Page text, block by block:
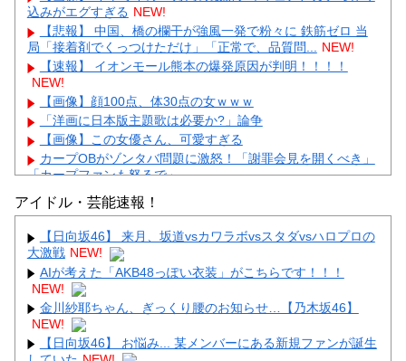
込みがエグすぎる NEW!
【悲報】 中国、橋の欄干が強風一発で粉々に 鉄筋ゼロ 当
局「接着剤でくっつけただけ」「正常で、品質問... NEW!
【速報】 イオンモール熊本の爆発原因が判明！！！！
NEW!
【画像】顔100点、体30点の女ｗｗｗ
「洋画に日本版主題歌は必要か?」論争
【画像】この女優さん、可愛すぎる
カープOBがゾンタバ問題に激怒！「謝罪会見を開くべき」
「カープファンも怒るで」
【画像】顔100点、体30点の女ｗｗｗ
Powered by livedoor 相互RSS
アイドル・芸能速報！
【日向坂46】 来月、坂道vsカワラボvsスタダvsハロプロの
大激戦 NEW!
AIが考えた「AKB48っぽい衣装」がこちらです！！！
NEW!
金川紗耶ちゃん、ぎっくり腰のお知らせ…【乃木坂46】
NEW!
【日向坂46】 お悩み... 某メンバーにある新規ファンが誕生